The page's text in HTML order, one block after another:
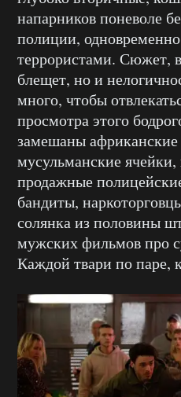
напарников поневоле
полиции, одновременно
террористами. Сюжет,
блещет, но и
много, чтобы
просмотра этого
замешаны
мусульманские
продажные
бандиты,
солянка из половины
мужских фильмов про
Каждой твари по паре,